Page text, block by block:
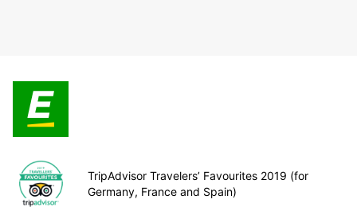
TripAdvisor Travelers’ Favourites 2019 (for
Germany, France and Spain)